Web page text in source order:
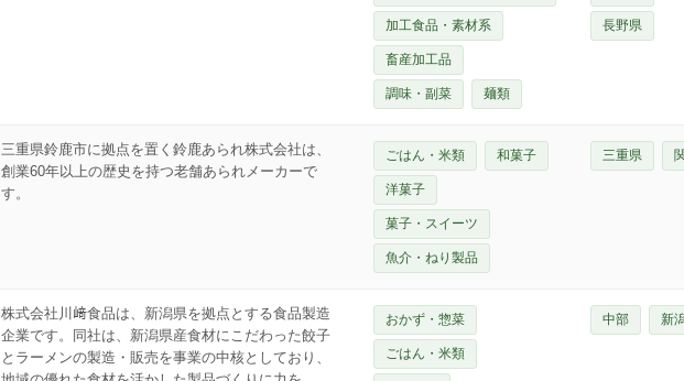
加工食品・素材系
畜産加工品
調味・副菜 麺類
長野県
三重県鈴鹿市に拠点を置く鈴鹿あられ株式会社は、
創業60年以上の歴史を持つ老舗あられメーカーで
す。
ごはん・米類 和菓子
洋菓子
菓子・スイーツ
魚介・ねり製品
三重県
株式会社川﨑食品は、新潟県を拠点とする食品製造
企業です。同社は、新潟県産食材にこだわった餃子
とラーメンの製造・販売を事業の中核としており、
おかず・惣菜
ごはん・米類
中部 新